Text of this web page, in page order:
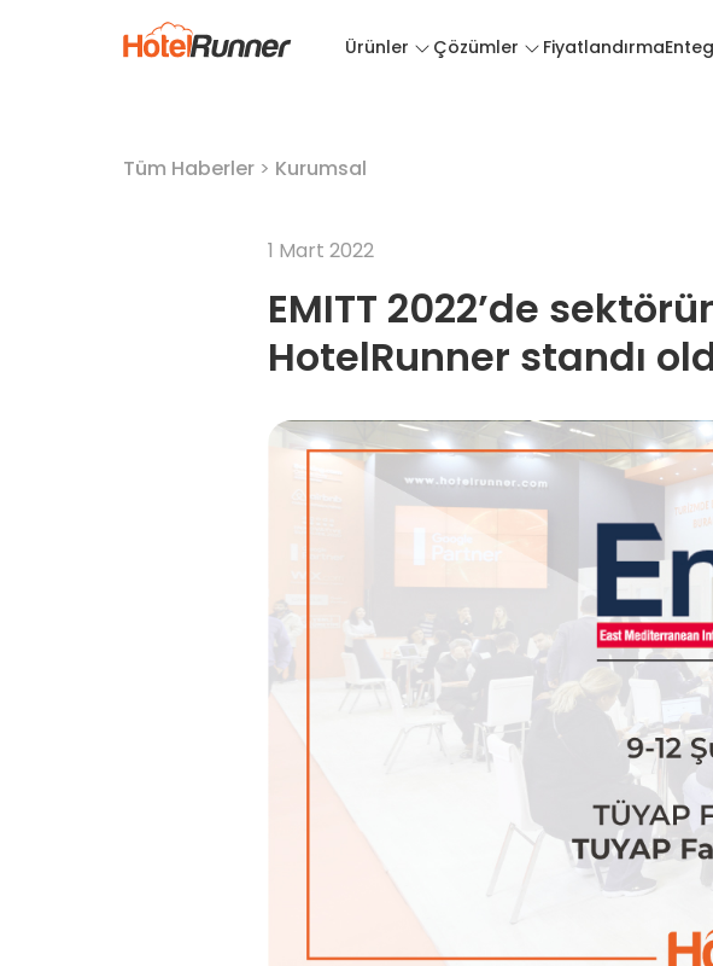
Ürünler Çözümler Fiyatlandırma
Tüm Haberler > Kurumsal
1 Mart 2022
EMITT 2022’de
HotelRunner standı